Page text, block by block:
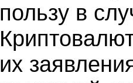
пользу в
их